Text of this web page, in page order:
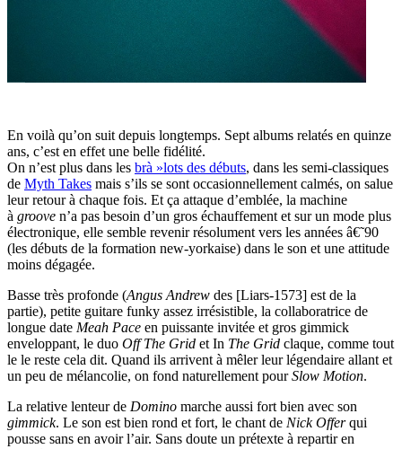
En voilà qu’on suit depuis longtemps. Sept albums relatés en quinze
ans, c’est en effet une belle fidélité.
On n’est plus dans les brà »lots des débuts, dans les semi-classiques
de Myth Takes mais s’ils se sont occasionnellement calmés, on salue
leur retour à chaque fois. Et ça attaque d’emblée, la machine
à groove n’a pas besoin d’un gros échauffement et sur un mode plus
électronique, elle semble revenir résolument vers les années â€˜90
(les débuts de la formation new-yorkaise) dans le son et une attitude
moins dégagée.
Basse très profonde (Angus Andrew des [Liars-1573] est de la
partie), petite guitare funky assez irrésistible, la collaboratrice de
longue date Meah Pace en puissante invitée et gros gimmick
enveloppant, le duo Off The Grid et In The Grid claque, comme tout
le le reste cela dit. Quand ils arrivent à mêler leur légendaire allant et
un peu de mélancolie, on fond naturellement pourSlow Motion.
La relative lenteur de Domino marche aussi fort bien avec son
gimmick. Le son est bien rond et fort, le chant de Nick Offerqui
pousse sans en avoir l’air. Sans doute un prétexte à repartir en